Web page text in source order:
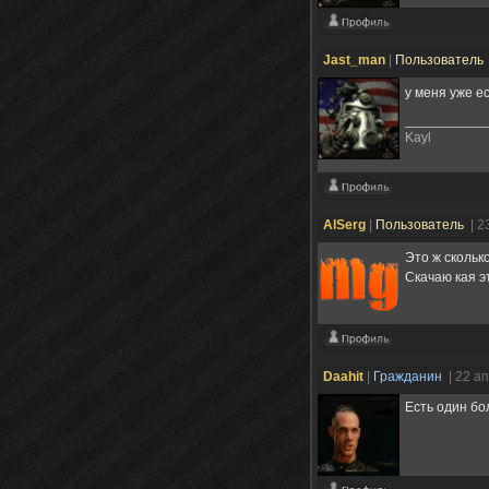
Jast_man Пользователь
у меня уже
Kayl
AlSerg Пользователь |
Это ж
Скачаю кая
Daahit Гражданин
| 22
Есть один